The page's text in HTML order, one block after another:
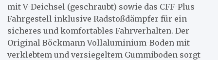
mit V-Deichsel (geschraubt) sowie das CFF-Plus
Fahrgestell inklusive Radstoßdämpfer für ein
sicheres und komfortables Fahrverhalten. Der
Original Böckmann Vollaluminium-Boden mit
verklebtem und versiegeltem Gummiboden sorgt